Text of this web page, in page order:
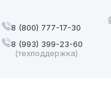
8 (800) 777-17-30
8 (993) 399-23-60
(техподдержка)